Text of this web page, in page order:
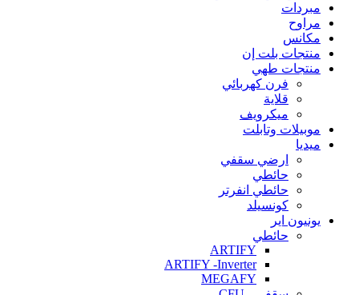
مبردات
مراوح
مكانس
منتجات بلت إن
منتجات طهي
فرن كهربائي
قلاية
ميكرويف
موبيلات وتابلت
ميديا
ارضي سقفي
حائطي
حائطي انفرتر
كونسيلد
يونيون اير
حائطي
ARTIFY
ARTIFY -Inverter
MEGAFY